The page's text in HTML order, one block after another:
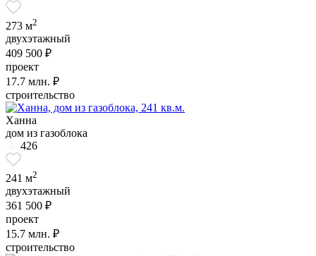
273 м2
двухэтажный
409 500 ₽
проект
17.7 млн. ₽
строительство
Ханна
дом из газоблока
426
241 м2
двухэтажный
361 500 ₽
проект
15.7 млн. ₽
строительство